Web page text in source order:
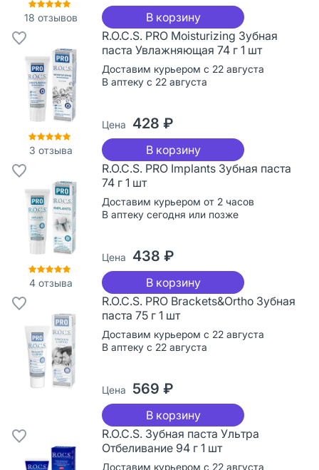
18 отзывов В корзину
3 отзыва
R.O.C.S. PRO Moisturizing Зубная
паста Увлажняющая 74 г 1 шт
Доставим курьером с 22 августа
В аптеку с 22 августа
Цена 428 ₽
В корзину
4отзыва
R.O.C.S. PRO Implants Зубная паста
74 г 1 шт
Доставим курьером от 2 часов
В аптеку сегодня или позже
Цена 438 ₽
В корзину
R.O.C.S. PRO Brackets&Ortho Зубная
паста 75 г 1 шт
Доставим курьером с 22 августа
В аптеку с 22 августа
Цена 569 ₽
В корзину
R.O.C.S. Зубная паста Ультра
Отбеливание 94 г 1 шт
Доставим курьером с 22 августа